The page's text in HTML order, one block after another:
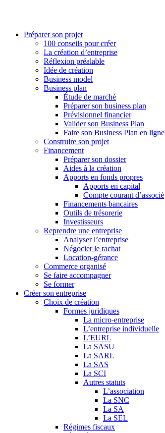
Préparer son projet
100 conseils pour créer
La création d’entreprise
Réflexion préalable
Idée de création
Business model
Business plan
Étude de marché
Préparer son business plan
Prévisionnel financier
Valider son Business Plan
Faire son Business Plan en ligne
Construire son projet
Financement
Préparer son dossier
Aides à la création
Apports en fonds propres
Apports en capital
Compte courant d’associé
Financements bancaires
Outils de trésorerie
Investisseurs
Reprendre une entreprise
Analyser l’entreprise
Négocier le rachat
Location-gérance
Commerce organisé
Se faire accompagner
Se former
Créer son entreprise
Choix de création
Formes juridiques
La micro-entreprise
L’entreprise individuelle
L’EURL
La SASU
La SARL
La SAS
La SCI
Autres statuts
L’association
La SNC
La SA
La SEL
Régimes fiscaux